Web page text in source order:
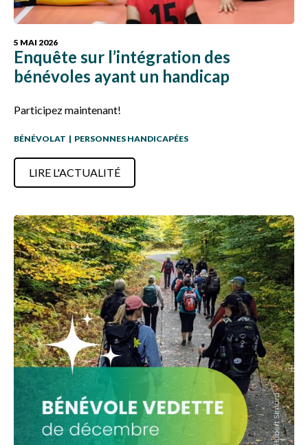
5 MAI 2026
Enquête sur l’intégration des
bénévoles ayant un handicap
Participez maintenant!
BÉNÉVOLAT | PERSONNES HANDICAPÉES
LIRE L'ACTUALITÉ